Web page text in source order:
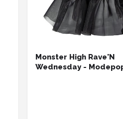
Monster High Rave'N
Wednesday -